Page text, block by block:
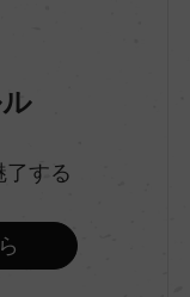
/カベルネ・フ
する